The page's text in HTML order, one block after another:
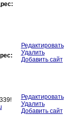
Редактировать
Удалить
Добавить сайт
Редактировать
Удалить
Добавить сайт